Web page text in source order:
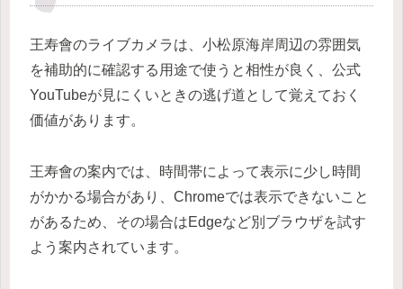
王寿會のライブカメラは、小松原海岸周辺の雰囲気
を補助的に確認する用途で使うと相性が良く、公式
YouTubeが見にくいときの逃げ道として覚えておく
価値があります。
王寿會の案内では、時間帯によって表示に少し時間
がかかる場合があり、Chromeでは表示できないこと
があるため、その場合はEdgeなど別ブラウザを試す
よう案内されています。